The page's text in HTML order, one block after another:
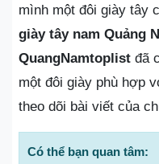
mình một đôi giày tây
giày tây nam Quảng
QuangNamtoplist đã
một đôi giày phù hợp
theo dõi bài viết của
Có thể bạn quan tâm: